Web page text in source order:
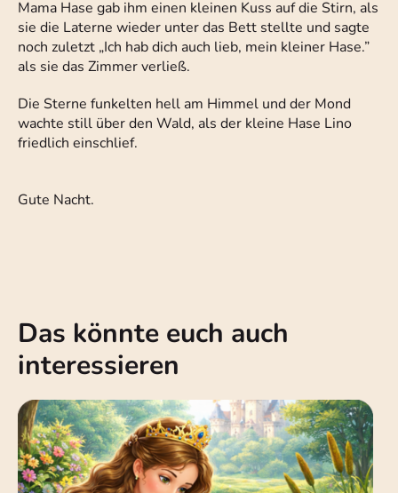
Mama Hase gab ihm einen kleinen Kuss auf die Stirn, als
sie die Laterne wieder unter das Bett stellte und sagte
noch zuletzt „Ich hab dich auch lieb, mein kleiner Hase.”
als sie das Zimmer verließ.
Die Sterne funkelten hell am Himmel und der Mond
wachte still über den Wald, als der kleine Hase Lino
friedlich einschlief.
Gute Nacht.
Das könnte euch auch
interessieren